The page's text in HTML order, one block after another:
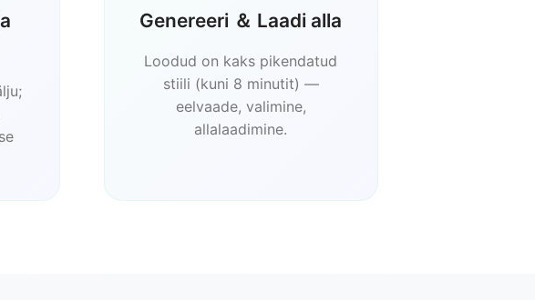
Genereeri ＆ Laadi alla
Loodud on kaks pikendatud
stiili (kuni 8 minutit) —
eelvaade, valimine,
allalaadimine.